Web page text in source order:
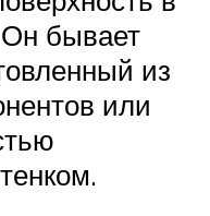
бывает
из
или